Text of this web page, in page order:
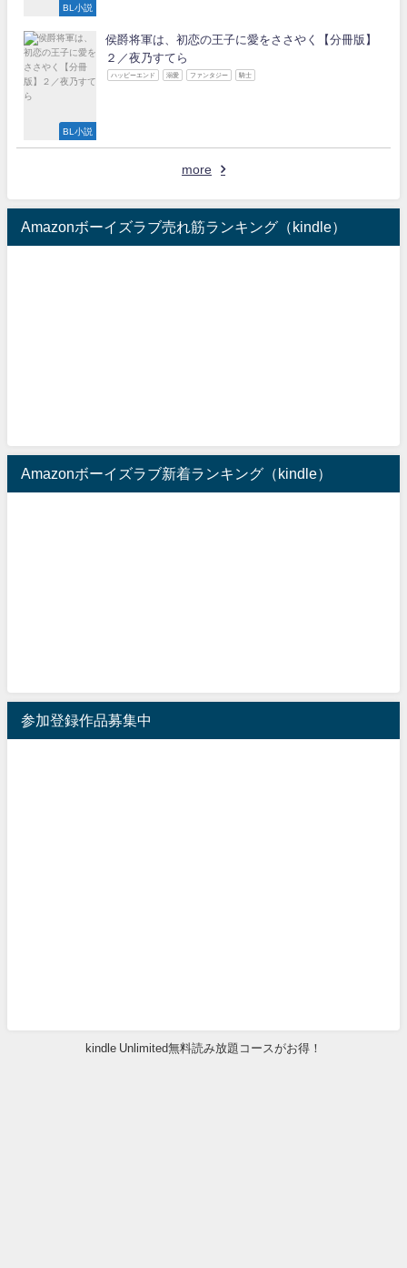
BL小説
BL小説
侯爵将軍は、初恋の王子に愛をささやく【分冊版】
２／夜乃すてら
ハッピーエンド 溺愛 ファンタジー 騎士
more
Amazonボーイズラブ売れ筋ランキング（kindle）
Amazonボーイズラブ新着ランキング（kindle）
参加登録作品募集中
kindle Unlimited無料読み放題コースがお得！